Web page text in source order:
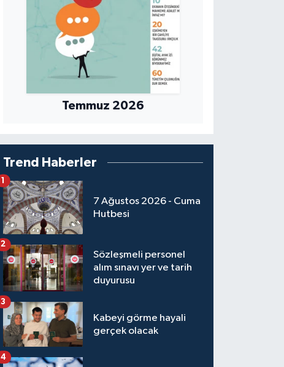
Temmuz 2026
Trend Haberler
7 Ağustos 2026 - Cuma
Hutbesi
1
Sözleşmeli personel
alım sınavı yer ve tarih
duyurusu
2
Kabeyi görme hayali
gerçek olacak
3
4